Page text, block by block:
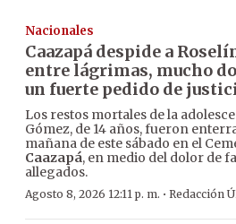
Nacionales
Caazapá despide a
entre lágrimas, mucho
un fuerte pedido de
Los restos mortales de la
Gómez, de 14 años, fueron
mañana de este sábado en el
Caazapá, en medio del dolor de
allegados.
Agosto 8, 2026 12:11 p. m. · Redacción